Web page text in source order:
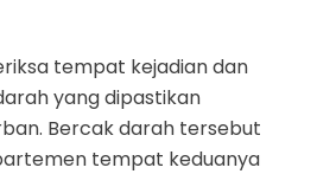
tempat kejadian dan
yang dipastikan
Bercak darah tersebut
tempat keduanya